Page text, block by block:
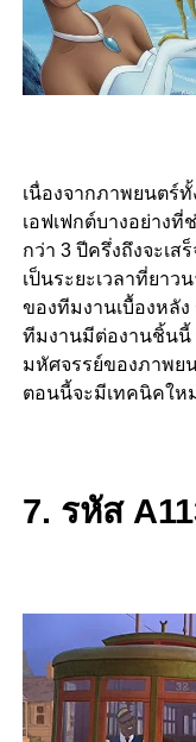
เนื่องจากภาพยนตร์
เอฟเฟกต์บางอย่างที่
กว่า 3 ปีครึ่งถึงจะเ
เป็นระยะเวลาที่ยา
ของทีมงานเบื้องหลั
ทีมงานมีต่องานชิ้นนี้
มหัศจรรย์ของภาพย
ตอนนี้จะมีเทคนิคให
7. รหัส